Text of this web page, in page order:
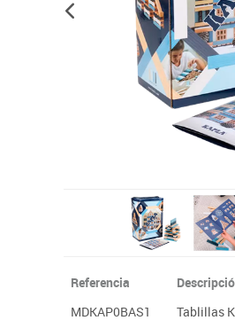
Papel y manipulados
Referencia
MDKAP0BAS1
Tablillas